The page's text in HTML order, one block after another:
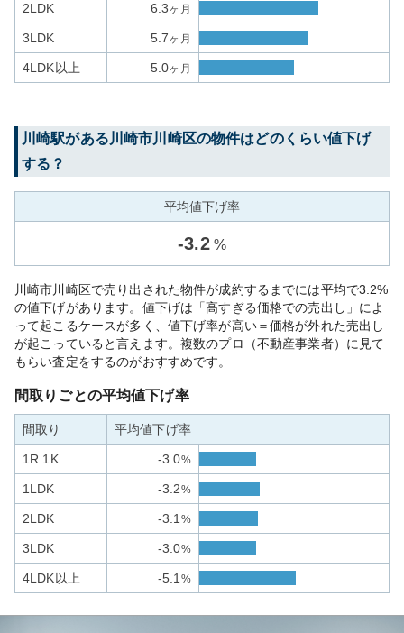
2LDK 6.3ヶ月
3LDK 5.7ヶ月
4LDK以上 5.0ヶ月
川崎駅がある 川崎市川崎区の物件はどのくらい値下げ
する？
平均値下げ率
-3.2 %
川崎市川崎区で売り出された物件が成約するまでには平均で3.2%
の値下げがあります。値下げは「高すぎる価格での売出し」によ
って起こるケースが多く、値下げ率が高い＝価格が外れた売出し
が起こっていると言えます。複数のプロ（不動産事業者）に見て
もらい査定をするのがおすすめです。
間取りごとの平均値下げ率
間取り 平均値下げ率
1R 1K -3.0%
1LDK -3.2%
2LDK -3.1 %
3LDK -3.0%
4LDK以上 -5.1 %